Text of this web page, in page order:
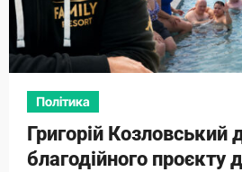
Політика
Григорій Козловський
благодійного проєкту